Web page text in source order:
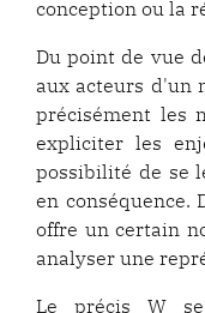
conception ou la
Du point de vue
aux acteurs d'un
précisément les
expliciter les
possibilité de se
en
offre un certain
analyser une
Le précis W